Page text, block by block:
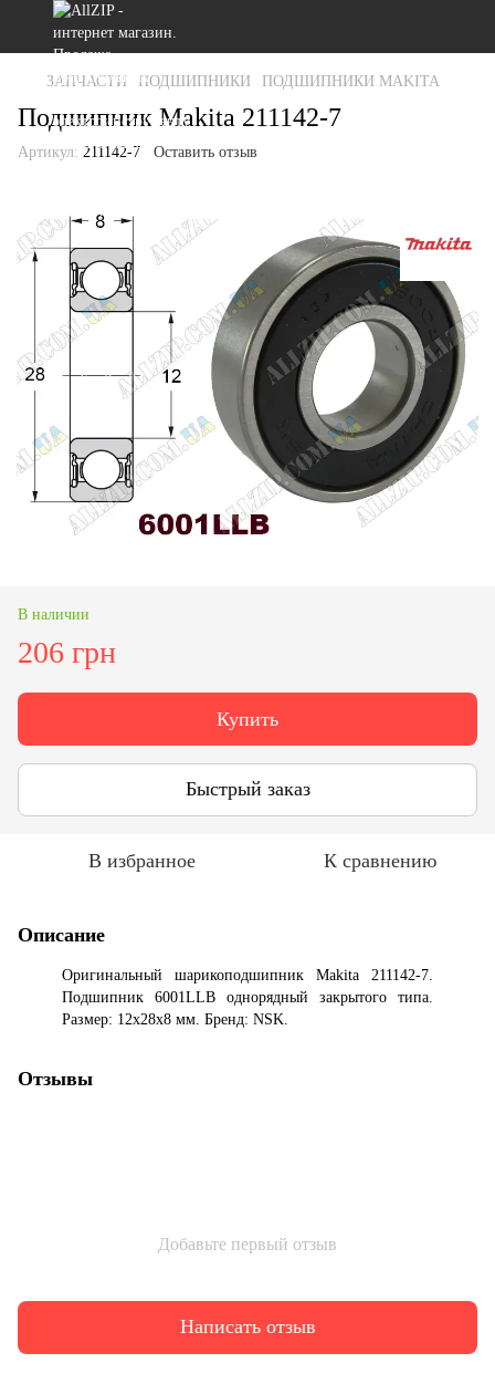
ЗАПЧАСТИ ПОДШИПНИКИ ПОДШИПНИКИ MAKITA
Подшипник Makita 211142-7
Артикул: 211142-7 Оставить отзыв
В наличии
206 грн
Купить
Быстрый заказ
В избранное К сравнению
Описание
Оригинальный шарикоподшипник Makita 211142-7.
Подшипник 6001LLB однорядный закрытого типа.
Размер: 12x28x8 мм. Бренд: NSK.
Отзывы
Добавьте первый отзыв
Написать отзыв